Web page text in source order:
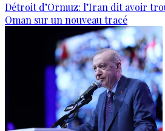
Détroit d’Ormuz: l’Iran dit avoir
Oman sur un nouveau tracé